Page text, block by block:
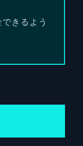
きるよう